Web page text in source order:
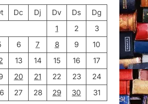
Dc Dj Dv Ds
Dg
1
2
3
6 7 8 9
10
13 14 15 16
17
20 21 22 23
24
27 28 29 30
31